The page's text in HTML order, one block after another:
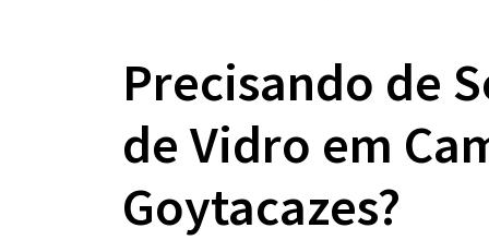
Precisando de
de Vidro em
Goytacazes?